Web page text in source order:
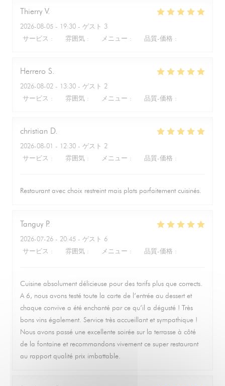
Thierry V
2026-08-05 - 19:30 - ゲスト 3
サービス : 雰囲気 : メニュー : 品質-価格 :
Herrero S
2026-08-02 - 13:30 - ゲスト 2
サービス : 雰囲気 : メニュー : 品質-価格 :
christian D
2026-08-01 - 12:30 - ゲスト 2
サービス : 雰囲気 : メニュー : 品質-価格 :
Restaurant avec choix restreint mais plats parfaitement cuisinés.
Tanguy P
2026-07-26 - 20:45 - ゲスト 6
サービス : 雰囲気 : メニュー : 品質-価格 :
Cuisine absolument délicieuse pour des tarifs plus que corrects.
A 6, nous avons testé toute la carte de l’entrée au dessert et
chaque convive a été enchanté par ce qu’il a dégusté ! Très
bons vins également. Service très accueillant et sympathique !
Nous avons passé une excellente soirée sur la terrasse à côté
de la fontaine et recommandons vivement ce super restaurant
au rapport qualité prix imbattable.